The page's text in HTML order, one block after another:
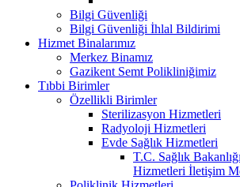
Bilgi Güvenliği
Bilgi Güvenliği İhlal Bildirimi
Hizmet Binalarımız
Merkez Binamız
Gazikent Semt Polikliniğimiz
Tıbbi Birimler
Özellikli Birimler
Sterilizasyon Hizmetleri
Radyoloji Hizmetleri
Evde Sağlık Hizmetleri
T.C. Sağlık
Hizmetleri İletişim